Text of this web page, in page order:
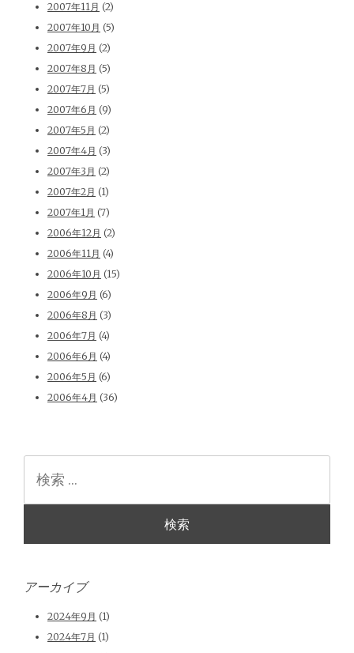
2007年11月 (2)
2007年10月 (5)
2007年9月 (2)
2007年8月 (5)
2007年7月 (5)
2007年6月 (9)
2007年5月 (2)
2007年4月 (3)
2007年3月 (2)
2007年2月 (1)
2007年1月 (7)
2006年12月 (2)
2006年11月 (4)
2006年10月 (15)
2006年9月 (6)
2006年8月 (3)
2006年7月 (4)
2006年6月 (4)
2006年5月 (6)
2006年4月 (36)
アーカイブ
2024年9月 (1)
2024年7月 (1)